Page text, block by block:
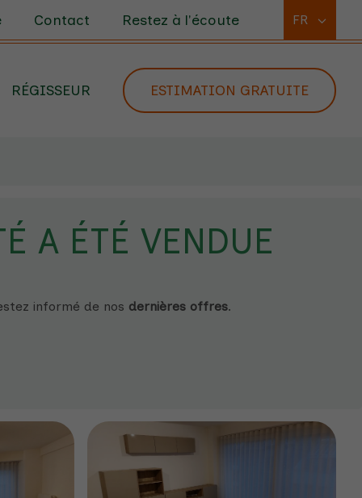
Contact Restez à l'écoute FR
RÉGISSEUR ESTIMATION GRATUITE
A ÉTÉ VENDUE
informé de nos dernières offres.